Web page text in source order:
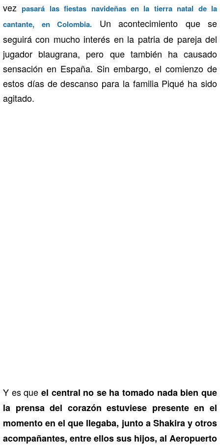
vezpasará las fiestas navideñas en la tierra natal de la
cantante, en Colombia. Un acontecimiento que se
seguirá con mucho interés en la patria de pareja del
jugador blaugrana, pero que también ha causado
sensación en España. Sin embargo, el comienzo de
estos días de descanso para la familia Piqué ha sido
agitado.
Y es que el central no se ha tomado nada bien que
la prensa del corazón estuviese presente en el
momento en el que llegaba, junto a Shakira y otros
acompañantes, entre ellos sus hijos, al Aeropuerto